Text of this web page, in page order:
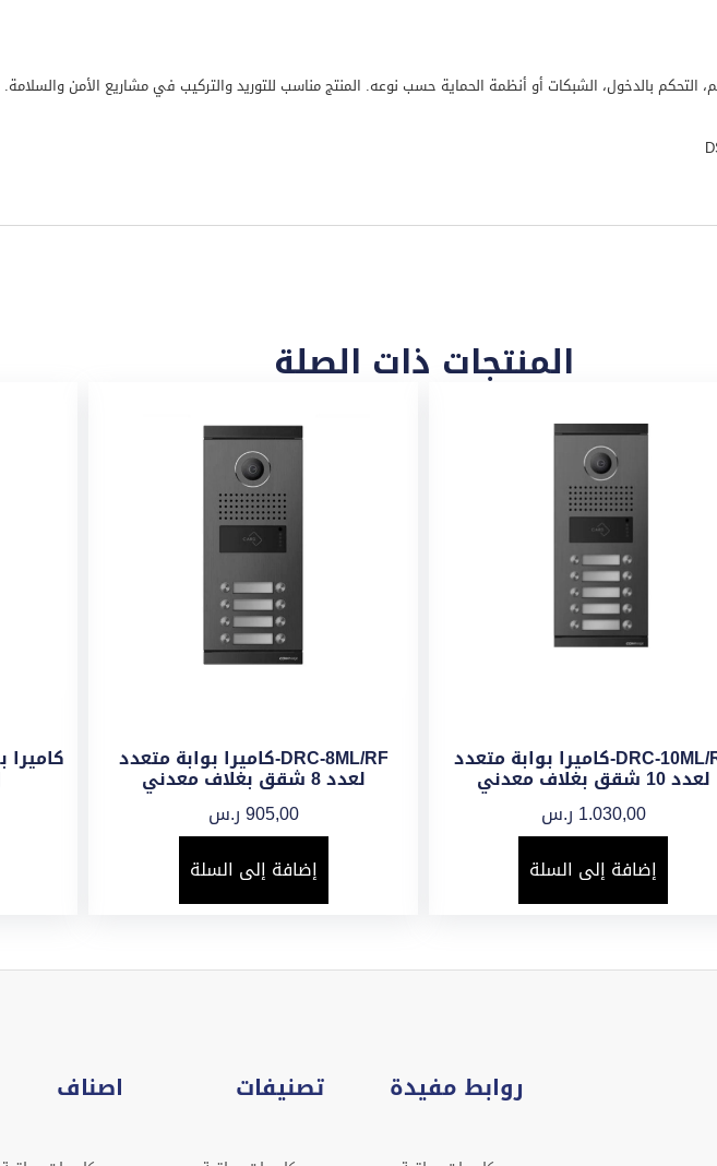
التحكم بالدخول، الشبكات أو أنظمة الحماية حسب نوعه. المنتج مناسب للتوريد والتركيب في مشاريع الأمن والسلامة.
المنتجات ذات الصلة
DRC-10ML/RF-كاميرا بوابة متعدد
لعدد 10 شقق بغلاف معدني
1.030,00 ر.س
إضافة إلى السلة
DRC-8ML/RF-كاميرا بوابة متعدد
لعدد 8 شقق بغلاف معدني
905,00ر.س
إضافة إلى السلة
روابط مفيدة تصنيفات اصناف